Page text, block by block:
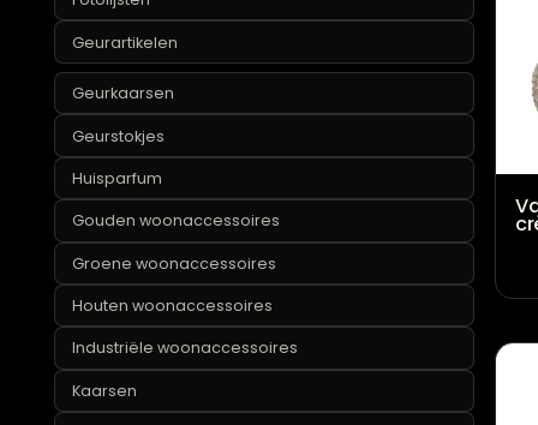
Deurknoppen
Fotolijsten
Geurartikelen
Geurkaarsen
Geurstokjes
Huisparfum
Gouden woonaccessoires
Groene woonaccessoires
Houten woonaccessoires